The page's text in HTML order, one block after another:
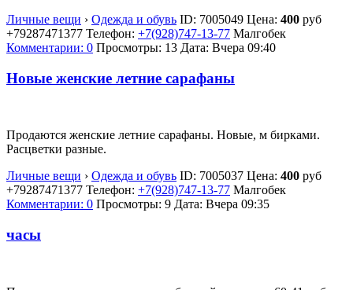
Личные вещи › Одежда и обувь ID: 7005049 Цена: 400 руб
+79287471377 Телефон: +7(928)747-13-77 Малгобек
Комментарии: 0 Просмотры: 13 Дата: Вчера 09:40
Новые женские летние сарафаны
Продаются женские летние сарафаны. Новые, м бирками.
Расцветки разные.
Личные вещи › Одежда и обувь ID: 7005037 Цена: 400 руб
+79287471377 Телефон: +7(928)747-13-77 Малгобек
Комментарии: 0 Просмотры: 9 Дата: Вчера 09:35
часы